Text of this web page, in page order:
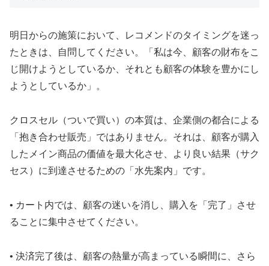
明日からの施策において、レコメンドのタイミングを迷っ
たときは、自問してください。「私は今、顧客の財布をこ
じ開けようとしているか、それとも顧客の体験を豊かにし
ようとしているか」。
クロスセル（ついで買い）の本質は、企業側の都合による
「抱き合わせ販売」ではありません。それは、顧客が購入
したメイン商品の価値を最大化させ、より良い結果（サク
セス）に到達させるための「水先案内」です。
• カート内では、顧客の迷いを消し、購入を「完了」させ
ることに集中させてください。
• 決済完了後は、顧客の熱量が高まっている瞬間に、さら